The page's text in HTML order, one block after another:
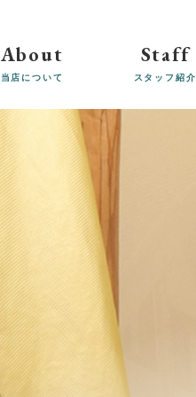
About
当店について
Staff
スタッフ紹介